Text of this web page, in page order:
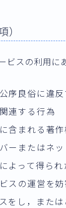
ビスの利用に
序良俗に違
連する行為
含まれる著
ーまたはネ
よって得ら
スの運営を
をし，また